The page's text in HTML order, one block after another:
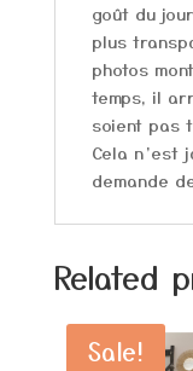
goût du
plus
photos
temps, il
soient pas
Cela n’est
demande
Related
Sale!